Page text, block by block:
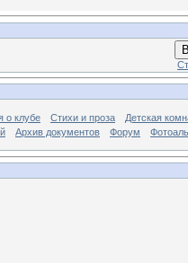
о клубе Стихи и проза
Детская
Архив документов Форум